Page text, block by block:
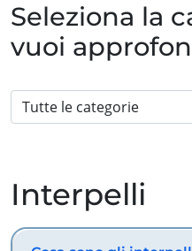
Seleziona la
vuoi
Interpelli